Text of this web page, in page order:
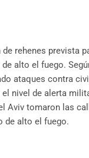
rehenes prevista
alto el fuego.
ataques contra
nivel de alerta
Aviv tomaron las
de alto el fuego.